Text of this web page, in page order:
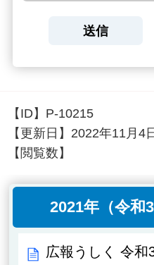
【ID】 P-10215
【更新日】 2022年11月4
【閲覧数】
2021年（令和
広報うしく 令和